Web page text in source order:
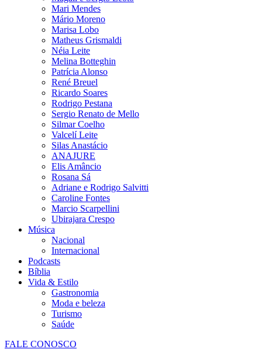
Mari Mendes
Mário Moreno
Marisa Lobo
Matheus Grismaldi
Néia Leite
Melina Botteghin
Patrícia Alonso
René Breuel
Ricardo Soares
Rodrigo Pestana
Sergio Renato de Mello
Silmar Coelho
Valcelí Leite
Silas Anastácio
ANAJURE
Elis Amâncio
Rosana Sá
Adriane e Rodrigo Salvitti
Caroline Fontes
Marcio Scarpellini
Ubirajara Crespo
Música
Nacional
Internacional
Podcasts
Bíblia
Vida & Estilo
Gastronomia
Moda e beleza
Turismo
Saúde
FALE CONOSCO